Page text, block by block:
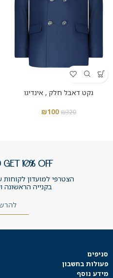
גקט דאבל חלק , אינדיגו
₪320
₪100
10% OFF
הצטרפי למועדון לקוחות שלנו
בקנייה הראשונה
סניפים
פעולות בחשבון
מידע נוסף